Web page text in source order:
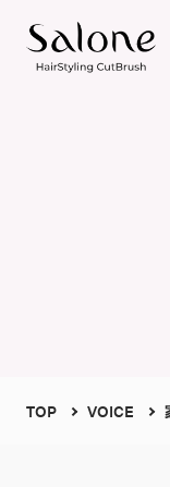
TOP VOICE